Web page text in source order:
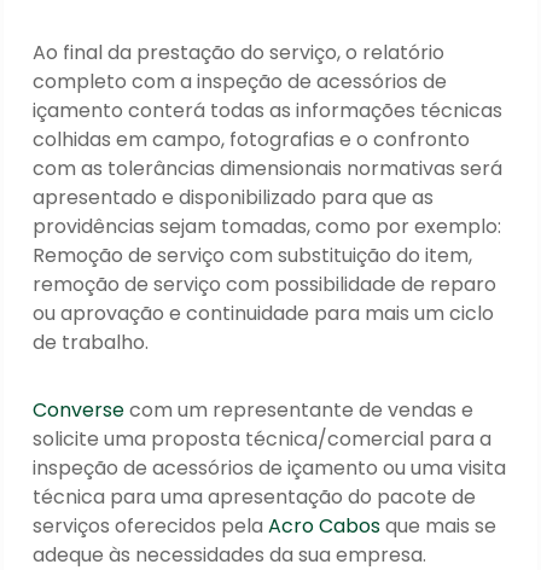
Ao final da prestação do serviço, o relatório
completo com a inspeção de acessórios de
içamento conterá todas as informações técnicas
colhidas em campo, fotografias e o confronto
com as tolerâncias dimensionais normativas será
apresentado e disponibilizado para que as
providências sejam tomadas, como por exemplo:
Remoção de serviço com substituição do item,
remoção de serviço com possibilidade de reparo
ou aprovação e continuidade para mais um ciclo
de trabalho.
Conversecom um representante de vendas e
solicite uma proposta técnica/comercial para a
inspeção de acessórios de içamento ou uma visita
técnica para uma apresentação do pacote de
serviços oferecidos pelaAcro Cabosque mais se
adeque às necessidades da sua empresa.